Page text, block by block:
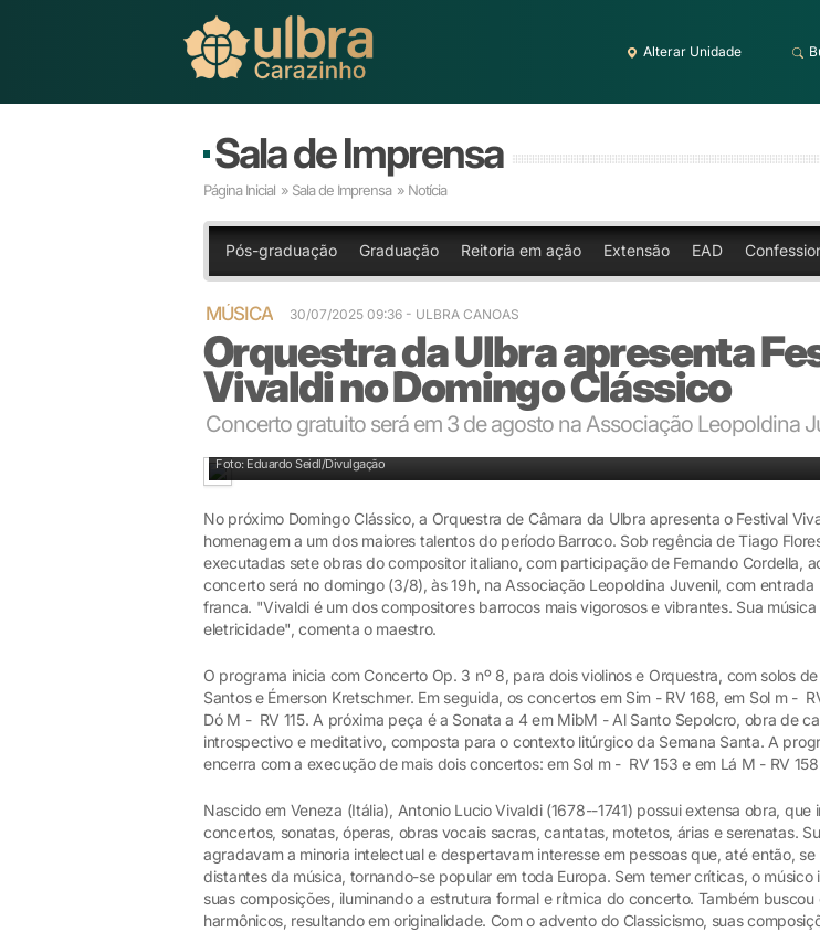
Alterar Unidade
Sala de Imprensa
Página Inicial » Sala de Imprensa » Notícia
Pós-graduação Graduação Reitoria em ação Extensão EAD
MÚSICA 30/07/2025 09:36 - ULBRA CANOAS
Orquestra da Ulbra apresenta
Vivaldi no Domingo Clássico
Concerto gratuito será em 3 de agosto na Associação Leopoldina
Foto: Eduardo Seidl/Divulgação
No próximo Domingo Clássico, a Orquestra de Câmara da Ulbra apresenta o Festival
homenagem a um dos maiores talentos do período Barroco. Sob regência de Tiago
executadas sete obras do compositor italiano, com participação de Fernando Cordella,
concerto será no domingo (3/8), às 19h, na Associação Leopoldina Juvenil, com entrada
franca. "Vivaldi é um dos compositores barrocos mais vigorosos e vibrantes. Sua música
eletricidade", comenta o maestro.
O programa inicia com Concerto Op. 3 nº 8, para dois violinos e Orquestra, com solos
Santos e Émerson Kretschmer. Em seguida, os concertos em Sim - RV 168, em Sol m -
Dó M - RV 115. A próxima peça é a Sonata a 4 em MibM - Al Santo Sepolcro, obra de
introspectivo e meditativo, composta para o contexto litúrgico da Semana Santa. A
encerra com a execução de mais dois concertos: em Sol m - RV 153 e em Lá M - RV
Nascido em Veneza (Itália), Antonio Lucio Vivaldi (1678--1741) possui extensa obra, que
concertos, sonatas, óperas, obras vocais sacras, cantatas, motetos, árias e serenatas.
agradavam a minoria intelectual e despertavam interesse em pessoas que, até então, se
distantes da música, tornando-se popular em toda Europa. Sem temer críticas, o músico
suas composições, iluminando a estrutura formal e rítmica do concerto. Também buscou
harmônicos, resultando em originalidade. Com o advento do Classicismo, suas